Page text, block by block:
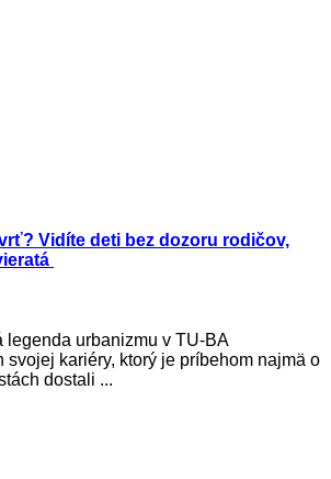
Vidíte deti bez dozoru rodičov,
legenda urbanizmu v TU-BA
svojej kariéry, ktorý je príbehom najmä o
dostali ...